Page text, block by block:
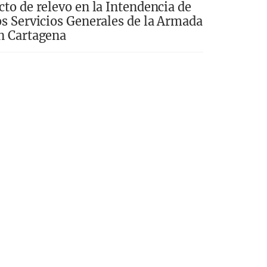
de relevo en la Intendencia de
Servicios Generales de la Armada
Cartagena